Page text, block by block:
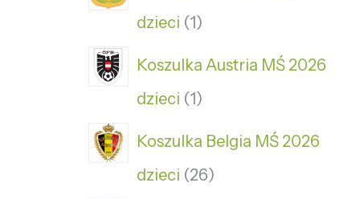
dzieci 1
Koszulka Austria MŚ 2026
dzieci 1
Koszulka Belgia MŚ 2026
dzieci 26